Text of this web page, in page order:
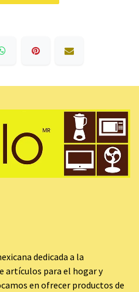
dedicada a la
artículos para el hogar y
en ofrecer productos de